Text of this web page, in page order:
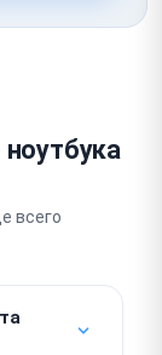
всего